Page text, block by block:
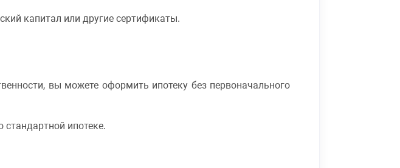
капитал или другие сертификаты.
вы можете оформить ипотеку без первоначального
стандартной ипотеке.